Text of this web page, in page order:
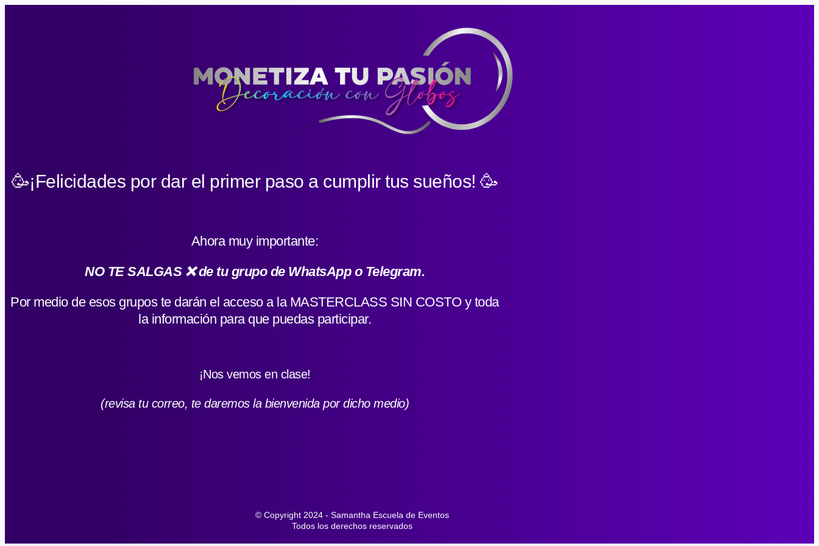
🥳¡Felicidades por dar el primer paso a cumplir tus sueños! 🥳
Ahora muy importante:
NO TE SALGAS ❌de tu grupo de WhatsApp o Telegram.
Por medio de esos grupos te darán el acceso a la MASTERCLASS SIN COSTO y toda
la información para que puedas participar.
¡Nos vemos en clase!
(revisa tu correo, te daremos la bienvenida por dicho medio)
© Copyright 2024 - Samantha Escuela de Eventos
Todos los derechos reservados